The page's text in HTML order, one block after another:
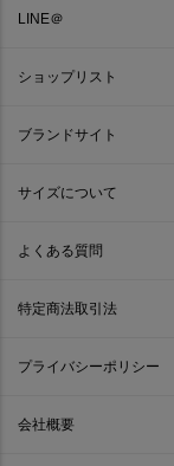
LINE＠
ショップリスト
ブランドサイト
サイズについて
よくある質問
特定商法取引法
プライバシーポリシー
会社概要